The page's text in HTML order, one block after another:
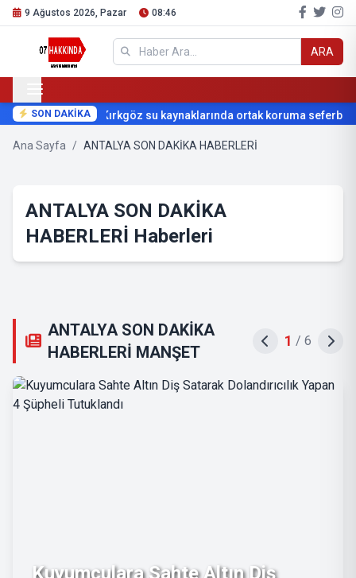
9 Ağustos 2026, Pazar 08:46
ARA
SON DAKİKA Kırkgöz su kaynaklarında ortak koruma
Ana Sayfa / ANTALYA SON DAKİKA HABERLERİ
ANTALYA SON DAKİKA
HABERLERİ Haberleri
ANTALYA SON DAKİKA
HABERLERİ MANŞET
2 / 6